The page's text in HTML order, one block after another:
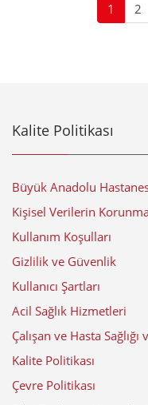
1 2
Kalite Politikası
Büyük Anadolu
Kişisel Verilerin
Kullanım Koşulları
Gizlilik ve Güvenlik
Kullanıcı Şartları
Acil Sağlık Hizmetleri
Çalışan ve Hasta
Kalite Politikası
Çevre Politikası